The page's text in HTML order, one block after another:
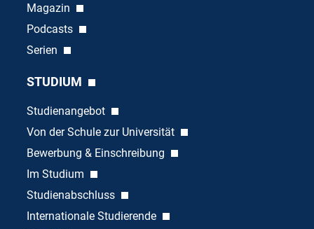
Magazin
Podcasts
Serien
STUDIUM
Studienangebot
Von der Schule zur Universität
Bewerbung & Einschreibung
Im Studium
Studienabschluss
Internationale Studierende